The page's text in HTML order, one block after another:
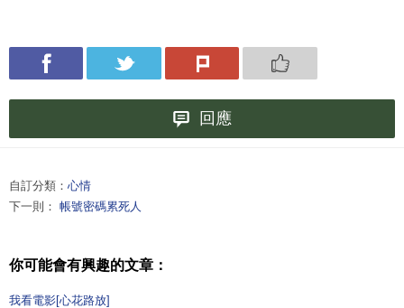
回應
自訂分類： 心情
下一則： 帳號密碼累死人
你可能會有興趣的文章：
我看電影[心花路放]